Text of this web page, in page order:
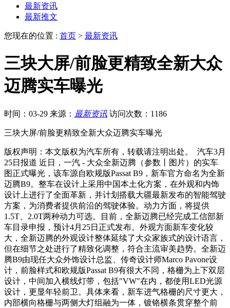
最新资讯
最新推文
您现在的位置 : 首页 > 最新资讯
三块大屏/前脸更精致全新大众
迈腾实车曝光
时间：03-29 来源： 最新资讯 访问次数：1186
三块大屏/前脸更精致全新大众迈腾实车曝光
版权声明：本文版权为汽车所有，转载请注明出处。 汽车3月
25日报道 近日，一汽 - 大众全新迈腾（参数丨图片）的实车
图正式曝光，该车源自欧规版Passat B9，新车官方命名为全新
迈腾B9。整车在设计上采用中国本土化方案，在外观和内饰
设计上进行了全面革新，并计划搭载大疆最新发布的智能驾驶
方案，为消费者提供前沿的驾驶体验。动力方面，将提供
1.5T、2.0T两种动力可选。目前，全新迈腾已经完成工信部新
车目录申报，预计4月25日正式发布。外观方面新车变化较
大，全新迈腾的外观设计整体延续了大众家族式的设计语言，
但在细节之处进行了精致化调整，符合主流审美趋势。全新迈
腾B9由现任大众外饰设计总监、传奇设计师Marco Pavone设
计，前脸样式和欧规版Passat B9有很大不同，格栅为上下双层
设计，中间加入横线灯带，包括"VW"在内，都使用LED光源
设计，更显年轻前卫。具体来看，新车进气格栅的尺寸更大，
内部横向格栅与两侧大灯组融为一体，镀铬横条贯穿整个前